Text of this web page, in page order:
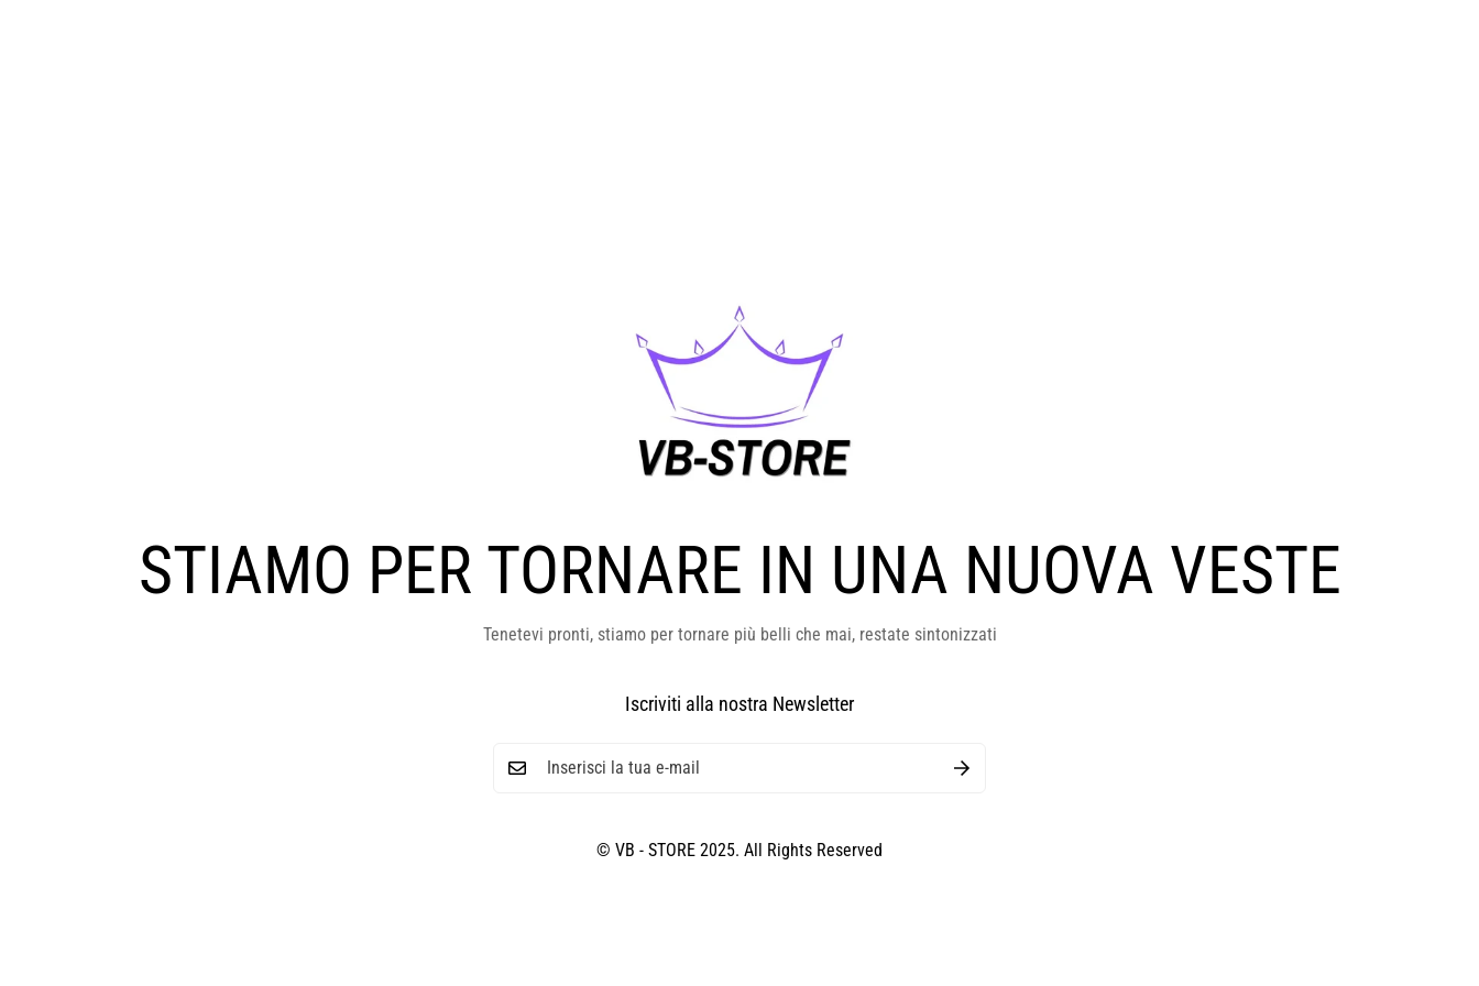
STIAMO PER TORNARE IN UNA NUOVA VESTE
Tenetevi pronti, stiamo per tornare più belli che mai, restate sintonizzati
Iscriviti alla nostra Newsletter
© VB - STORE 2025. All Rights Reserved